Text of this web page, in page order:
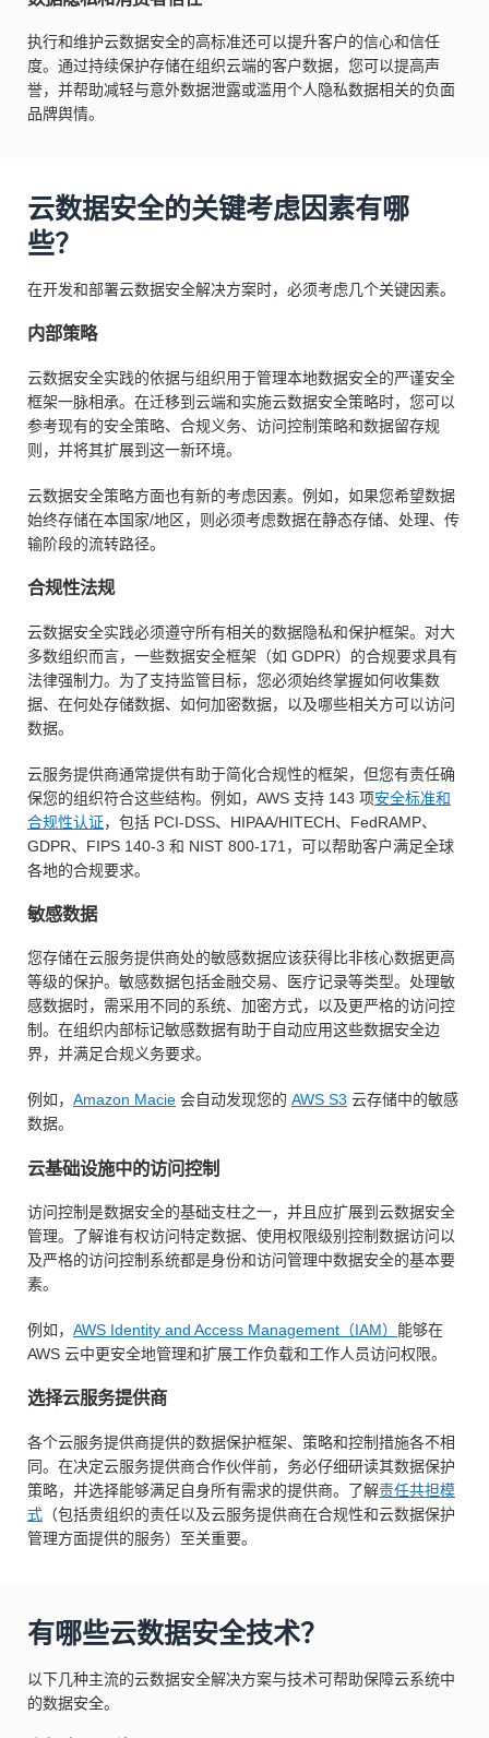
执行和维护云数据安全的高标准还可以提升客户的信心和信任
度。通过持续保护存储在组织云端的客户数据，您可以提高声
誉，并帮助减轻与意外数据泄露或滥用个人隐私数据相关的负面
品牌舆情。
云数据安全的关键考虑因素有哪
些？
在开发和部署云数据安全解决方案时，必须考虑几个关键因素。
内部策略
云数据安全实践的依据与组织用于管理本地数据安全的严谨安全
框架一脉相承。在迁移到云端和实施云数据安全策略时，您可以
参考现有的安全策略、合规义务、访问控制策略和数据留存规
则，并将其扩展到这一新环境。
云数据安全策略方面也有新的考虑因素。例如，如果您希望数据
始终存储在本国家/地区，则必须考虑数据在静态存储、处理、传
输阶段的流转路径。
合规性法规
云数据安全实践必须遵守所有相关的数据隐私和保护框架。对大
多数组织而言，一些数据安全框架（如 GDPR）的合规要求具有
法律强制力。为了支持监管目标，您必须始终掌握如何收集数
据、在何处存储数据、如何加密数据，以及哪些相关方可以访问
数据。
云服务提供商通常提供有助于简化合规性的框架，但您有责任确
保您的组织符合这些结构。例如，AWS 支持 143 项安全标准和
合规性认证，包括 PCI-DSS、HIPAA/HITECH、FedRAMP、
GDPR、FIPS 140-3 和 NIST 800-171，可以帮助客户满足全球
各地的合规要求。
敏感数据
您存储在云服务提供商处的敏感数据应该获得比非核心数据更高
等级的保护。敏感数据包括金融交易、医疗记录等类型。处理敏
感数据时，需采用不同的系统、加密方式，以及更严格的访问控
制。在组织内部标记敏感数据有助于自动应用这些数据安全边
界，并满足合规义务要求。
例如， Amazon Macie 会自动发现您的 AWS S3 云存储中的敏感
数据。
云基础设施中的访问控制
访问控制是数据安全的基础支柱之一，并且应扩展到云数据安全
管理。了解谁有权访问特定数据、使用权限级别控制数据访问以
及严格的访问控制系统都是身份和访问管理中数据安全的基本要
素。
例如， AWS Identity and Access Management（IAM） 能够在
AWS 云中更安全地管理和扩展工作负载和工作人员访问权限。
选择云服务提供商
各个云服务提供商提供的数据保护框架、策略和控制措施各不相
同。在决定云服务提供商合作伙伴前，务必仔细研读其数据保护
策略，并选择能够满足自身所有需求的提供商。了解责任共担模
式 （包括贵组织的责任以及云服务提供商在合规性和云数据保护
管理方面提供的服务）至关重要。
有哪些云数据安全技术？
以下几种主流的云数据安全解决方案与技术可帮助保障云系统中
的数据安全。